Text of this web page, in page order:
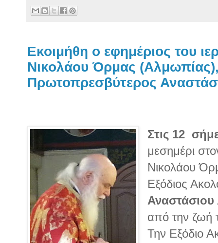
Εκοιμήθη ο εφημέριος του
Νικολάου Όρμας
Πρωτοπρεσβύτερος
Στις 12
μεσημέρι
Νικολάου
Εξόδιος
από την ζωή
Την Εξόδιο